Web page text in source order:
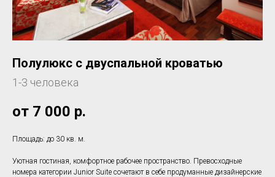
Полулюкс с двуспальной кроватью
1-3 человека
от 7 000 р.
Площадь: до 30 кв. м.
Уютная гостиная, комфортное рабочее пространство. Превосходные
номера категории Junior Suite сочетают в себе продуманные дизайнерские